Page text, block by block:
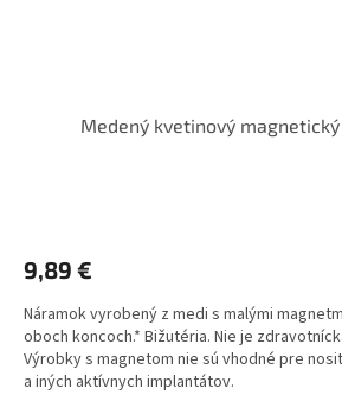
Medený kvetinový
9,89 €
Náramok vyrobený z medi s malými
oboch koncoch.* Bižutéria. Nie je
Výrobky s magnetom nie sú vhodné pre
a iných aktívnych implantátov.